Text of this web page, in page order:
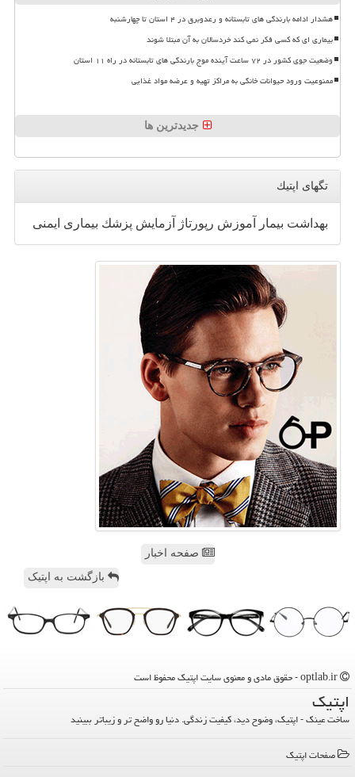
هشدار ادامه بارندگی های تابستانه و رعدوبرق در ۴ استان تا چهارشنبه
بیماری ای که کسی فکر نمی کند خردسالان به آن مبتلا شوند
وضعیت جوی کشور در ۷۲ ساعت آینده موج بارندگی های تابستانه در راه ۱۱ استان
ممنوعیت ورود حیوانات خانگی به مراکز تهیه و عرضه مواد غذایی
جدیدترین ها
تگهای اپتیك
بهداشت بیمار آموزش رپورتاژ آزمایش پزشك بیماری ایمنی
صفحه اخبار
بازگشت به اپتیک
اپتیك
ساخت عینک - اپتیک، وضوح دید، کیفیت زندگی. دنیا رو واضح تر و زیباتر ببینید
صفحات اپتیك